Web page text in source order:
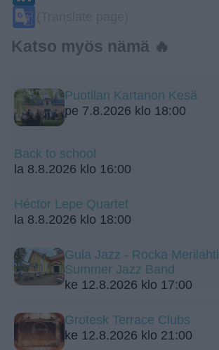
Katso myös nämä 🔥
Puotilan Kartanon Kesä
pe 7.8.2026 klo 18:00
Back to school
la 8.8.2026 klo 16:00
Héctor Lepe Quartet
la 8.8.2026 klo 18:00
Gula Jazz - Rocka Merilahti
Summer Jazz Band
ke 12.8.2026 klo 17:00
Grotesk Terrace Clubs
ke 12.8.2026 klo 21:00